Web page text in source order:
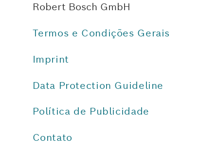
Robert Bosch GmbH
Termos e Condições Gerais
Imprint
Data Protection Guideline
Política de Publicidade
Contato